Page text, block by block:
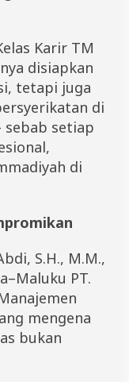
Karir TM
disiapkan
tetapi juga
di
setiap
di
S.H., M.M.,
PT.
mengena
bukan